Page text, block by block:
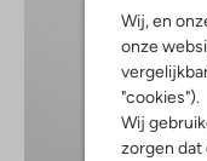
Wij, en
onze
"cookies").
Wij
zorgen dat